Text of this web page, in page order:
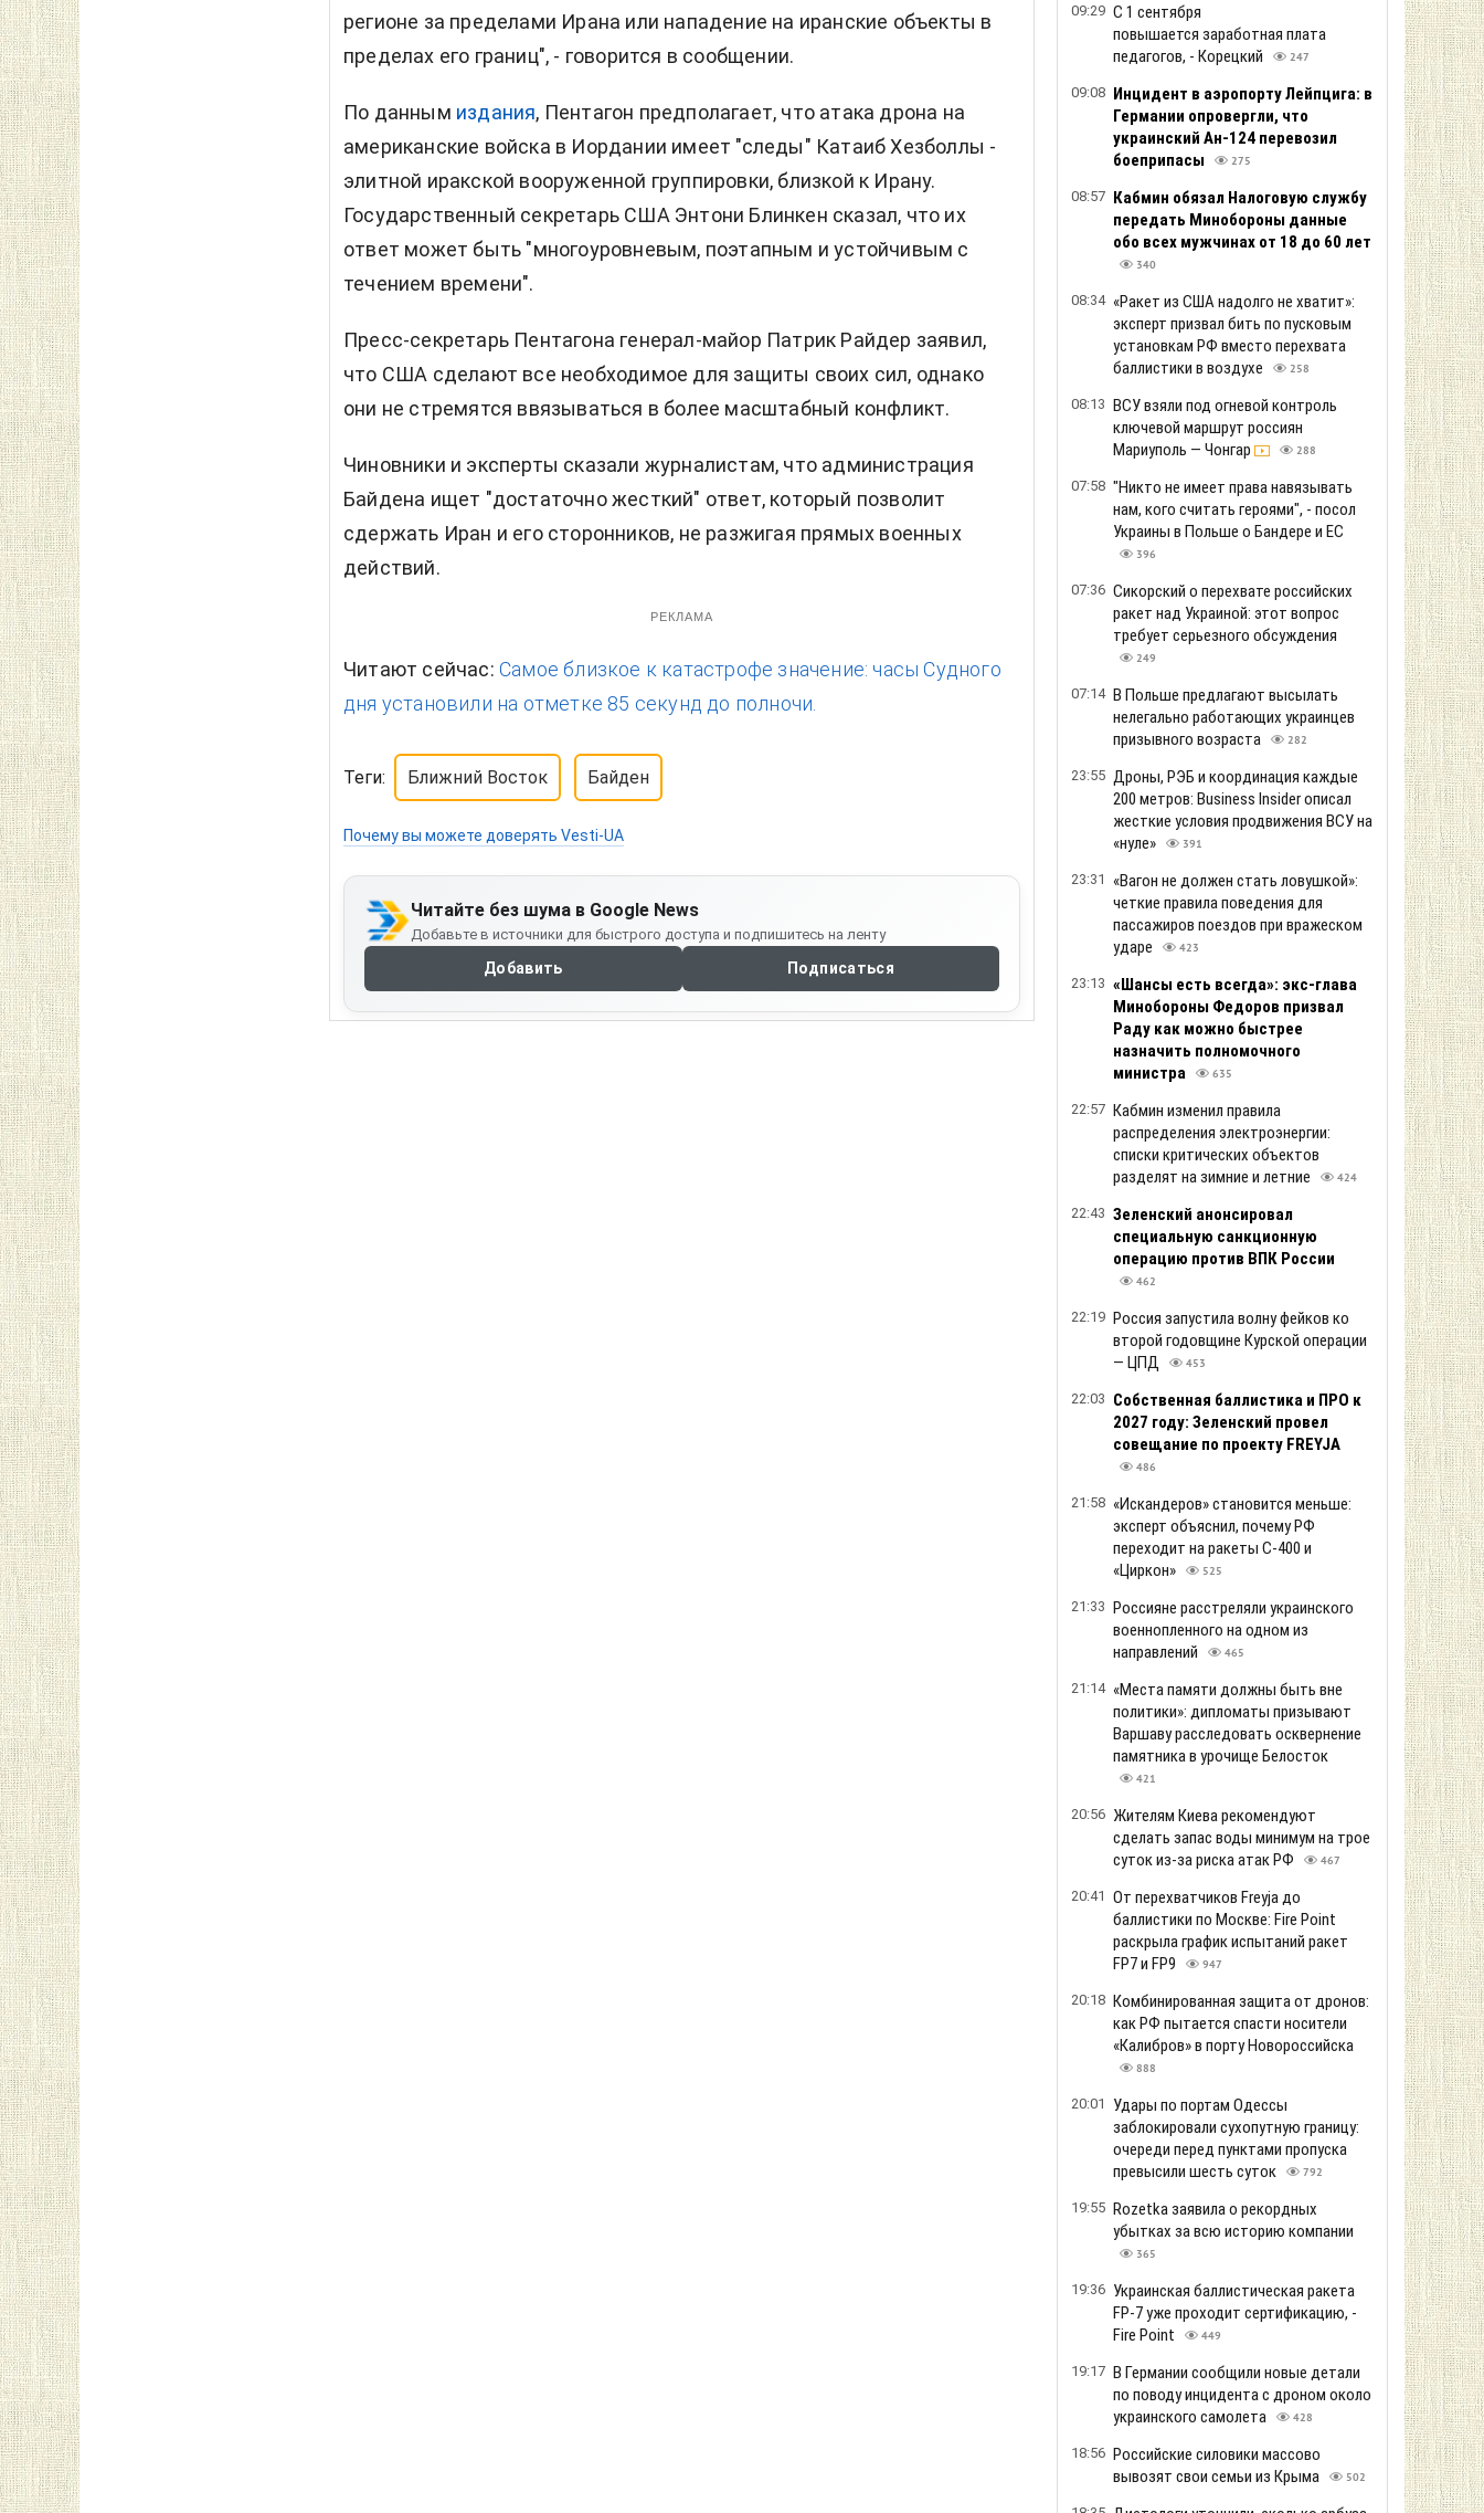
регионе за пределами Ирана или нападение на иранские объекты в
пределах его границ", - говорится в сообщении.
По данным издания, Пентагон предполагает, что атака дрона на
американские войска в Иордании имеет "следы" Катаиб Хезболлы -
элитной иракской вооруженной группировки, близкой к Ирану.
Государственный секретарь США Энтони Блинкен сказал, что их
ответ может быть "многоуровневым, поэтапным и устойчивым с
течением времени".
Пресс-секретарь Пентагона генерал-майор Патрик Райдер заявил,
что США сделают все необходимое для защиты своих сил, однако
они не стремятся ввязываться в более масштабный конфликт.
Чиновники и эксперты сказали журналистам, что администрация
Байдена ищет "достаточно жесткий" ответ, который позволит
сдержать Иран и его сторонников, не разжигая прямых военных
действий.
РЕКЛАМА
Читают сейчас: Самое близкое к катастрофе значение: часы Судного
дня установили на отметке 85 секунд до полночи.
Теги: Ближний Восток Байден
Почему вы можете доверять Vesti-UA
Читайте без шума в Google News
Добавьте в источники для быстрого доступа и подпишитесь на ленту
Добавить Подписаться
09:29 С 1 сентября
повышается заработная плата
педагогов, - Корецкий
247
09:08 Инцидент в аэропорту Лейпцига: в
Германии опровергли, что
украинский Ан-124 перевозил
боеприпасы
275
08:57 Кабмин обязал Налоговую службу
передать Минобороны данные
обо всех мужчинах от 18 до 60 лет
340
08:34 «Ракет из США надолго не хватит»:
эксперт призвал бить по пусковым
установкам РФ вместо перехвата
баллистики в воздухе
258
08:13 ВСУ взяли под огневой контроль
ключевой маршрут россиян
Мариуполь — Чонгар
288
07:58 "Никто не имеет права навязывать
нам, кого считать героями", - посол
Украины в Польше о Бандере и ЕС
396
07:36 Сикорский о перехвате российских
ракет над Украиной: этот вопрос
требует серьезного обсуждения
249
07:14 В Польше предлагают высылать
нелегально работающих украинцев
призывного возраста
282
23:55 Дроны, РЭБ и координация каждые
200 метров: Business Insider описал
жесткие условия продвижения ВСУ на
«нуле»
391
23:31
«Вагон не должен стать ловушкой»:
четкие правила поведения для
пассажиров поездов при вражеском
ударе
423
23:13 «Шансы есть всегда»: экс-глава
Минобороны Федоров призвал
Раду как можно быстрее
назначить полномочного
министра
635
22:57 Кабмин изменил правила
распределения электроэнергии:
списки критических объектов
разделят на зимние и летние
424
22:43 Зеленский анонсировал
специальную санкционную
операцию против ВПК России
462
22:19 Россия запустила волну фейков ко
второй годовщине Курской операции
— ЦПД
453
22:03 Собственная баллистика и ПРО к
2027 году: Зеленский провел
совещание по проекту FREYJA
486
21:58 «Искандеров» становится меньше:
эксперт объяснил, почему РФ
переходит на ракеты С-400 и
«Циркон»
525
21:33 Россияне расстреляли украинского
военнопленного на одном из
направлений
465
21:14 «Места памяти должны быть вне
политики»: дипломаты призывают
Варшаву расследовать осквернение
памятника в урочище Белосток
421
20:56 Жителям Киева рекомендуют
сделать запас воды минимум на трое
суток из-за риска атак РФ
467
20:41 От перехватчиков Freyja до
баллистики по Москве: Fire Point
раскрыла график испытаний ракет
FP7 и FP9
947
20:18 Комбинированная защита от дронов:
как РФ пытается спасти носители
«Калибров» в порту Новороссийска
888
20:01
Удары по портам Одессы
заблокировали сухопутную границу:
очереди перед пунктами пропуска
превысили шесть суток
792
19:55 Rozetka заявила о рекордных
убытках за всю историю компании
365
19:36 Украинская баллистическая ракета
FP-7 уже проходит сертификацию, -
Fire Point
449
19:17 В Германии сообщили новые детали
по поводу инцидента с дроном около
украинского самолета
428
18:56 Российские силовики массово
вывозят свои семьи из Крыма
502